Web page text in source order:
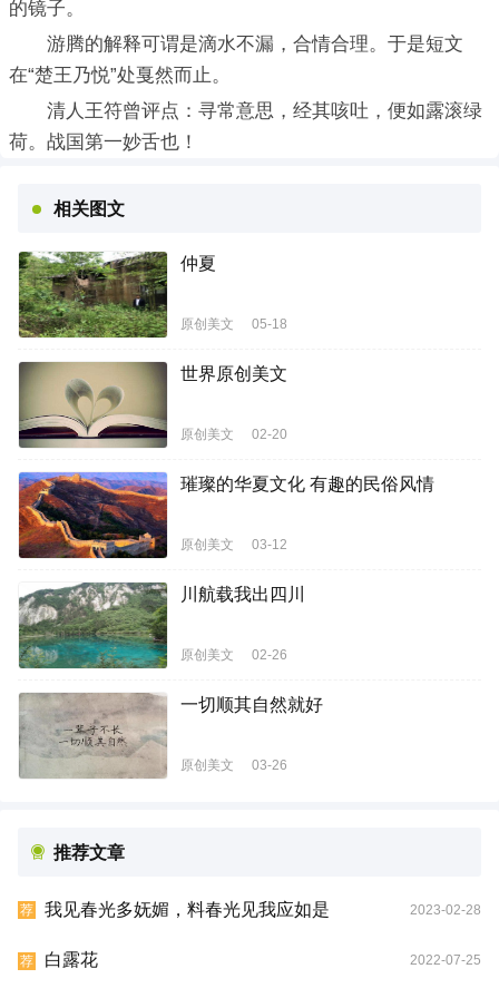
的镜子。
游腾的解释可谓是滴水不漏，合情合理。于是短文
在“楚王乃悦”处戛然而止。
清人王符曾评点：寻常意思，经其咳吐，便如露滚绿
荷。战国第一妙舌也！
相关图文
仲夏
原创美文 05-18
世界原创美文
原创美文 02-20
璀璨的华夏文化 有趣的民俗风情
原创美文 03-12
川航载我出四川
原创美文 02-26
一切顺其自然就好
原创美文 03-26
推荐文章
荐 我见春光多妩媚，料春光见我应如是 2023-02-28
荐 白露花 2022-07-25